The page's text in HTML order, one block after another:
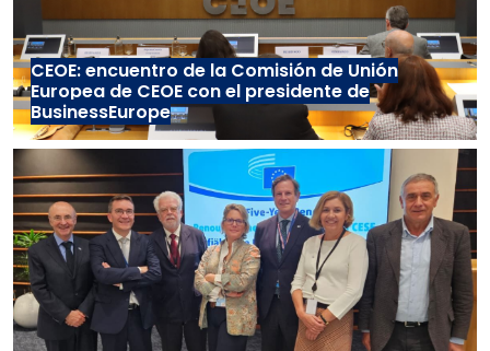
CEOE: encuentro de la Comisión de Unión
Europea de CEOE con el presidente de
BusinessEurope